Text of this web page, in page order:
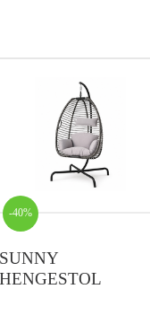
-40%
SUNNY
HENGESTOL